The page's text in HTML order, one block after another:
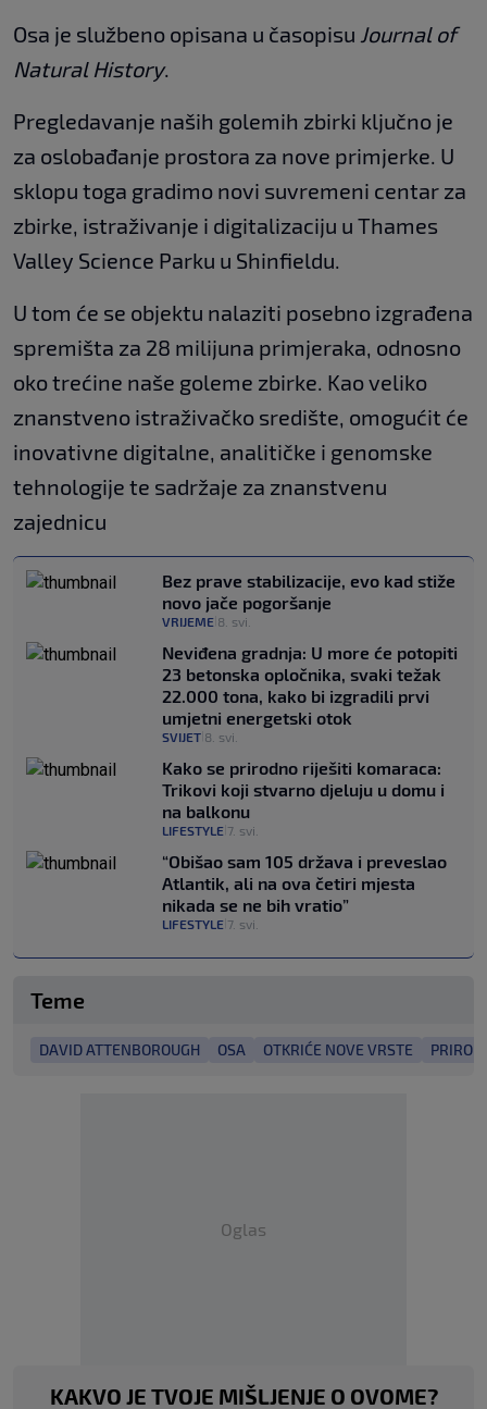
Osa je službeno opisana u časopisu Journal of
Natural History.
Pregledavanje naših golemih zbirki ključno je
za oslobađanje prostora za nove primjerke. U
sklopu toga gradimo novi suvremeni centar za
zbirke, istraživanje i digitalizaciju u Thames
Valley Science Parku u Shinfieldu.
U tom će se objektu nalaziti posebno izgrađena
spremišta za 28 milijuna primjeraka, odnosno
oko trećine naše goleme zbirke. Kao veliko
znanstveno istraživačko središte, omogućit će
inovativne digitalne, analitičke i genomske
tehnologije te sadržaje za znanstvenu
zajednicu
Bez prave stabilizacije, evo kad stiže
novo jače pogoršanje
VRIJEME 8. svi.
Neviđena gradnja: U more će potopiti
23 betonska opločnika, svaki težak
22.000 tona, kako bi izgradili prvi
umjetni energetski otok
SVIJET 8. svi.
Kako se prirodno riješiti komaraca:
Trikovi koji stvarno djeluju u domu i
na balkonu
LIFESTYLE 7. svi.
“Obišao sam 105 država i preveslao
Atlantik, ali na ova četiri mjesta
nikada se ne bih vratio”
LIFESTYLE 7. svi.
Teme
DAVID ATTENBOROUGH OSA OTKRIĆE NOVE VRSTE
Oglas
KAKVO JE TVOJE MIŠLJENJE O OVOME?